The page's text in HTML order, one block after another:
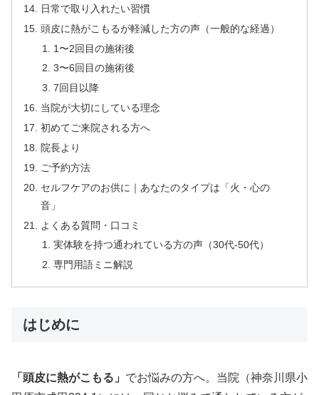
日常で取り入れたい習慣
頭皮に熱がこもるが軽減した方の声（一般的な経過）
1〜2回目の施術後
3〜6回目の施術後
7回目以降
当院が大切にしている理念
初めてご来院される方へ
院長より
ご予約方法
セルフケアのお供に｜あなたのタイプは「火・心の
音」
よくある質問・口コミ
実体験を持つ通われている方の声（30代-50代）
専門用語ミニ解説
はじめに
「頭皮に熱がこもる」 でお悩みの方へ。当院（神奈川県小